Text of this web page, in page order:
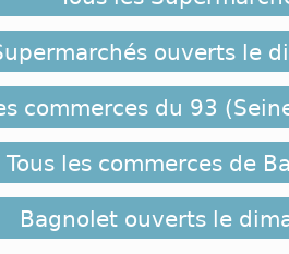
ouverts le
commerces du 93
Tous les commerces de
Bagnolet ouverts le